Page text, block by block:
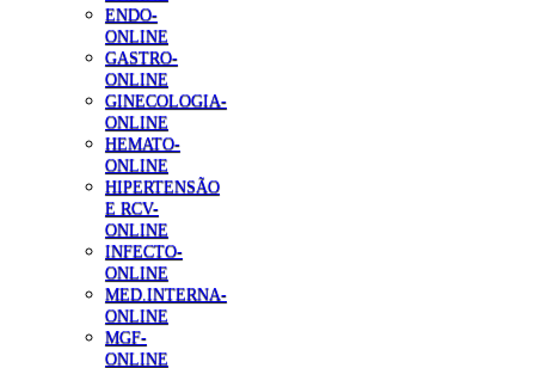
ENDO-
ONLINE
GASTRO-
ONLINE
GINECOLOGIA-
ONLINE
HEMATO-
ONLINE
HIPERTENSÃO
E RCV-
ONLINE
INFECTO-
ONLINE
MED.INTERNA-
ONLINE
MGF-
ONLINE